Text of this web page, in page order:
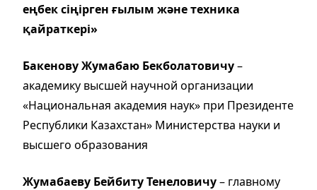
еңбек сіңірген ғылым және техника
қайраткері»
Бакенову Жумабаю Бекболатовичу–
академику высшей научной организации
«Национальная академия наук» при Президенте
Республики Казахстан» Министерства науки и
высшего образования
Жумабаеву Бейбиту Тенеловичу– главному